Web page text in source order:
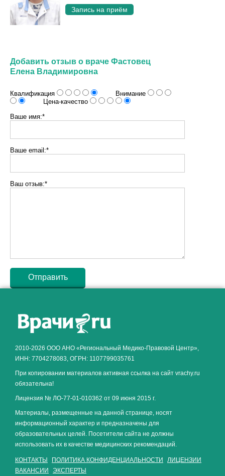
Запись на приём
Добавить отзыв о враче Фастовец
Елена Владимировна
Квалификация
Внимание
Цена-качество
Ваше имя:*
Ваше email:*
Ваш отзыв:*
2010-2026 ООО АНО «Региональный Медико-Правовой Центр»,
ИНН: 7704278083, ОГРН: 1107799035761
При копировании материалов активная ссылка на сайт vrachy.ru
обязательна!
Лицензия № ЛО-77-01-010362 от 09 июня 2015 г.
Материалы, размещенные на данной странице, носят
информационный характер и предназначены для
образовательных целей. Посетители сайта не должны
использовать их в качестве медицинских рекомендаций.
КОНТАКТЫ ПОЛИТИКА КОНФИДЕНЦИАЛЬНОСТИ
ЛИЦЕНЗИИ
ВАКАНСИИ
ЭКСПЕРТЫ